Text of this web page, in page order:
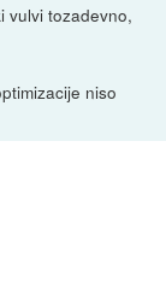
vulvi tozadevno,
niso